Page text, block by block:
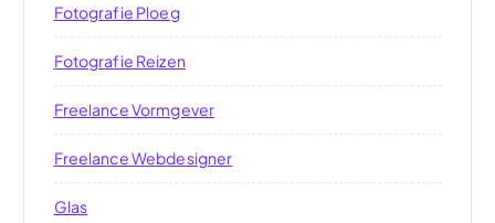
Fotografie Ploeg
Fotografie Reizen
Freelance Vormgever
Freelance Webdesigner
Glas